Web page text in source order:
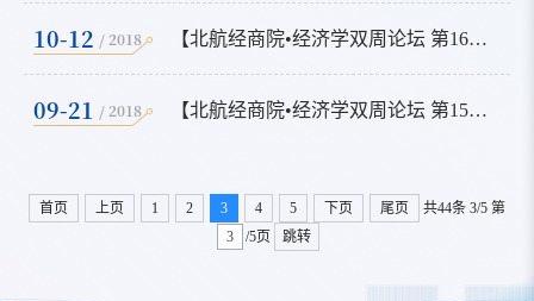
10-12 / 2018 【北航经商院•经济学双周论坛 第16期】
09-21 / 2018 【北航经商院•经济学双周论坛 第15期】
首页 上页 1 2 3 4 5 下页 尾页 共44条 3/5 第
/5页
跳转